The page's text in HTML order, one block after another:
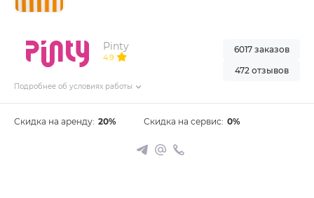
Pinty
4.9
Подробнее об условиях работы
6017 заказов
472 отзывов
Скидка на аренду: 20% Скидка на сервис: 0%